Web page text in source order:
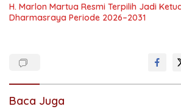
H. Marlon Martua Resmi Terpilih Jadi
Dharmasraya Periode 2026–2031
Baca Juga